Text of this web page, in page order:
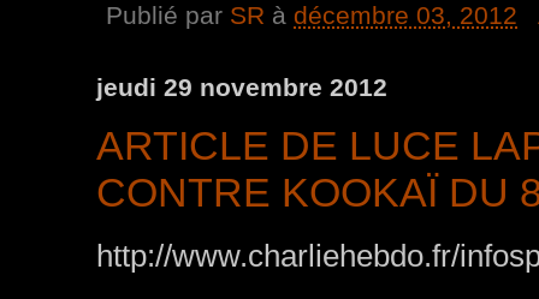
Publié par SR à décembre 03, 2012
jeudi 29 novembre 2012
ARTICLE DE LUCE
CONTRE KOOKAÏ DU
http://www.charliehebdo.fr/